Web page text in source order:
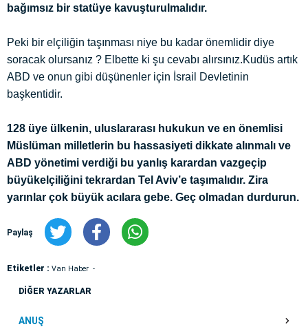
bağımsız bir statüye kavuşturulmalıdır.
Peki bir elçiliğin taşınması niye bu kadar önemlidir diye
soracak olursanız ? Elbette ki şu cevabı alırsınız.Kudüs artık
ABD ve onun gibi düşünenler için İsrail Devletinin
başkentidir.
128 üye ülkenin, uluslararası hukukun ve en önemlisi
Müslüman milletlerin bu hassasiyeti dikkate alınmalı ve
ABD yönetimi verdiği bu yanlış karardan vazgeçip
büyükelçiliğini tekrardan Tel Aviv’e taşımalıdır. Zira
yarınlar çok büyük acılara gebe. Geç olmadan durdurun.
Paylaş
Etiketler : Van Haber
DİĞER YAZARLAR
ANUŞ